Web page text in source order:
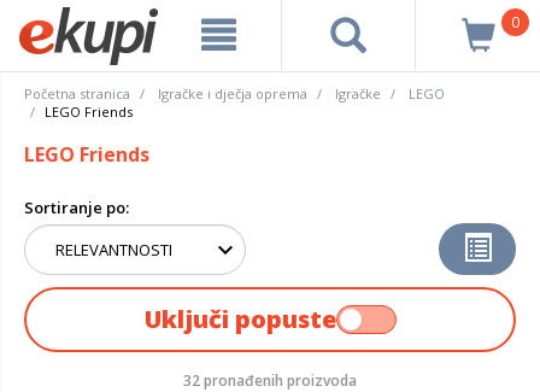
0
Početna stranica Igračke i dječja oprema Igračke
LEGO
LEGO Friends
LEGO Friends
Sortiranje po:
Uključi popuste
32 pronađenih proizvoda